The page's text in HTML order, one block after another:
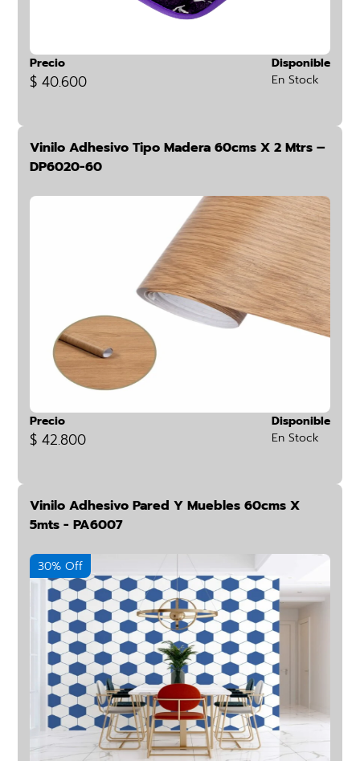
Precio
$ 40.600
Disponible
En Stock
Vinilo Adhesivo Tipo Madera 60cms X 2 Mtrs –
DP6020-60
Precio
$ 42.800
Disponible
En Stock
Vinilo Adhesivo Pared Y Muebles 60cms X
5mts - PA6007
30% Off